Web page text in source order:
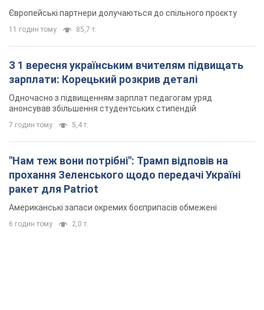
Європейські партнери долучаються до спільного проєкту
11 годин тому 85,7 т.
З 1 вересня українським вчителям підвищать
зарплати: Корецький розкрив деталі
Одночасно з підвищенням зарплат педагогам уряд
анонсував збільшення студентських стипендій
7 годин тому 5,4 т.
"Нам теж вони потрібні": Трамп відповів на
прохання Зеленського щодо передачі Україні
ракет для Patriot
Американські запаси окремих боєприпасів обмежені
6 годин тому 2,0 т.